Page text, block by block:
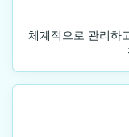
체계적으로 관리하